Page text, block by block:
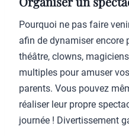
Pourquoi ne pas faire
afin de dynamiser encore
théâtre, clowns,
multiples pour amuser
parents. Vous pouvez
réaliser leur propre
journée ! Divertissement